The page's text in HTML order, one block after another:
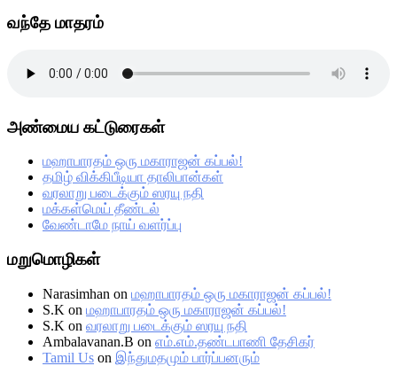
வந்தே மாதரம்
அண்மைய கட்டுரைகள்
மஹாபாரதம் ஒரு மகாராஜன் கப்பல்!
தமிழ் விக்கிபீடியா தாலிபான்கள்
வரலாறு படைக்கும் ஸரயு நதி
மக்கள்மெய் தீண்டல்
வேண்டாமே நாய் வளர்ப்பு
மறுமொழிகள்
Narasimhan on மஹாபாரதம் ஒரு மகாராஜன் கப்பல்!
S.K on மஹாபாரதம் ஒரு மகாராஜன் கப்பல்!
S.K on வரலாறு படைக்கும் ஸரயு நதி
Ambalavanan.B on எம்.எம்.தண்டபாணி தேசிகர்
Tamil Us on இந்துமதமும் பார்ப்பனரும்